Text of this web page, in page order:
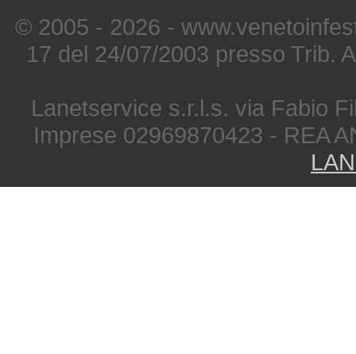
© 2005 - 2026 -
17 del 24/07/2003 presso Trib.
Lanetservice s.r.l.s. via Fabio
Imprese 02969870423 - REA